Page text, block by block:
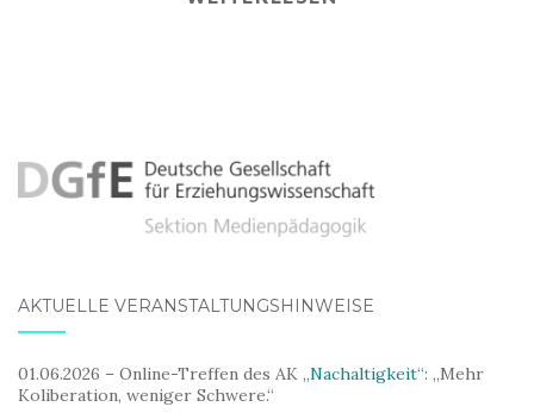
AKTUELLE VERANSTALTUNGSHINWEISE
01.06.2026 – Online-Treffen des AK „Nachaltigkeit“: „Mehr
Koliberation, weniger Schwere.“